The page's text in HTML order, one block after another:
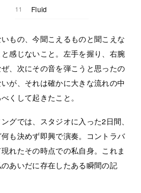
Fluid
もの、今聞こえるものと聞こえな
感じないこと。左手を握り、右腕
、次にその音を弾こうと思ったの
が、それは確かに大きな流れの中
くして起きたこと。
グでは、スタジオに入った2日間、
も決めず即興で演奏。コントラバ
れたその時点での私自身。これま
あいだに存在したある瞬間の記